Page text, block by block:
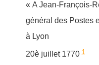
« A Jean-François-
général des Postes
à Lyon
20è juillet 17701